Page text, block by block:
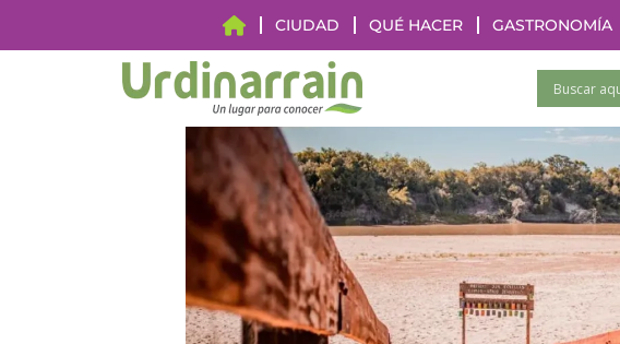
CIUDAD QUÉ HACER GASTRONOMÍA